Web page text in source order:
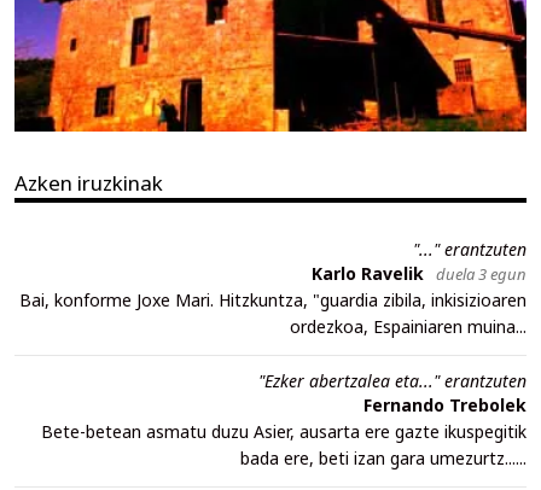
Azken iruzkinak
"..." erantzuten
Karlo Ravelik duela 3 egun
Bai, konforme Joxe Mari. Hitzkuntza, "guardia zibila, inkisizioaren
ordezkoa, Espainiaren muina...
"Ezker abertzalea eta..." erantzuten
Fernando Trebolek
Bete-betean asmatu duzu Asier, ausarta ere gazte ikuspegitik
bada ere, beti izan gara umezurtz......